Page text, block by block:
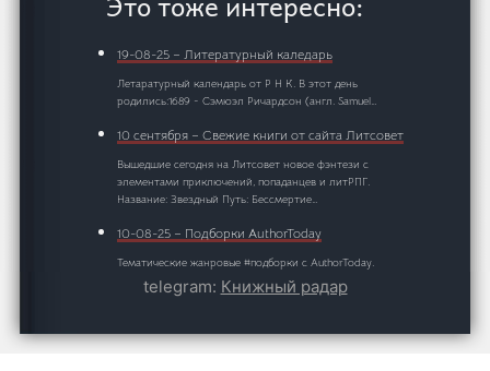
19-08-25 – Литературный каледарь
Летаратурный календарь от Р Н К. В этот день
родились:1689 - Сэмюэл Ричардсон (англ. Samuel…
10 сентября – Свежие книги от сайта Литсовет
Вышедшие сегодня на Литсовет новое фэнтези с
элементами приключений, попаданцев и литРПГ.
Название: Звездный Путь: Бессмертие…
10-08-25 – Подборки AuthorToday
Тематические жанровые #подборки с AuthorToday.
Сегодня продолжение популярной подборки с 5
подписчиками под названием "Система"…
telegram: Книжный радар